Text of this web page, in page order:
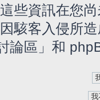
些資訊在您
駭客入侵所
論區」和